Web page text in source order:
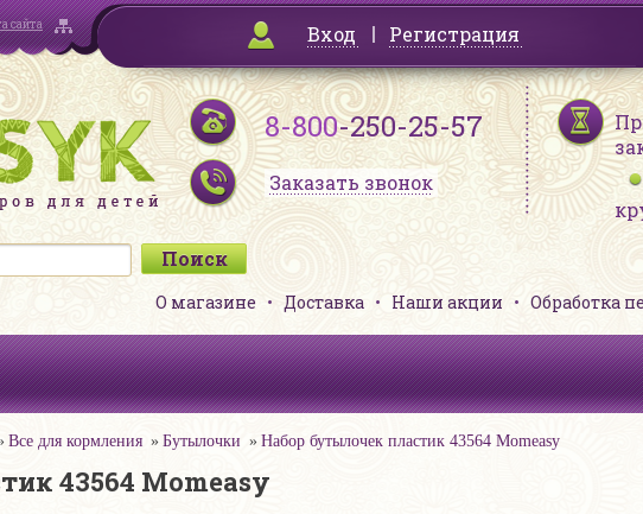
сайта Вход Регистрация
8-800-250-25-57
Заказать звонок
О магазине Доставка Наши акции Обработка
Все для кормления Бутылочки Набор бутылочек пластик 43564 Momeasy
43564 Momeasy